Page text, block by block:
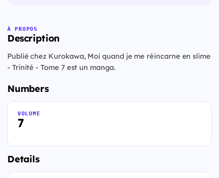
À PROPOS
Description
Publié chez Kurokawa, Moi quand je me réincarne en slime
- Trinité - Tome 7 est un manga.
Numbers
7
VOLUME
Details